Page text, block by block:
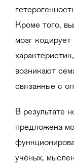
Кроме того,
мозг
возникают
связанные с
В результате
предложена
учёных,